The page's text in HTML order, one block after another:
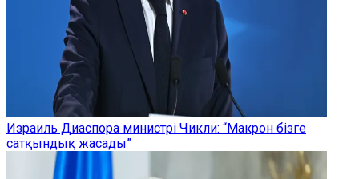
Израиль Диаспора министрі Чикли: “Макрон бізге
сатқындық жасады”